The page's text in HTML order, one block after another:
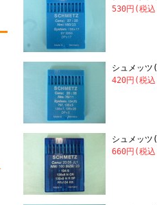
530円(税
シュメッ
420円(税
シュメッ
660円(税